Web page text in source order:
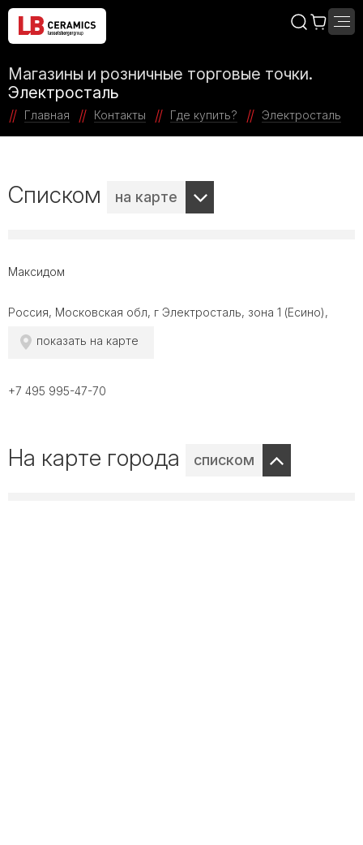
Магазины и розничные торговые точки.
Электросталь
Главная Контакты Где купить? Электросталь
Списком на карте
Максидом
Россия, Московская обл, г Электросталь, зона 1 (Есино),
показать на карте
+7 495 995-47-70
На карте города списком